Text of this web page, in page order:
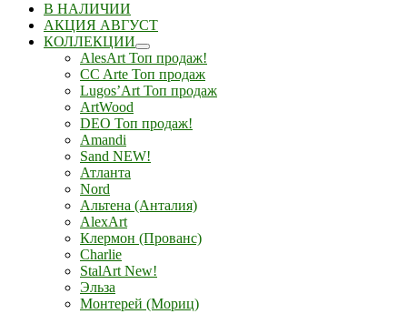
В НАЛИЧИИ
АКЦИЯ АВГУСТ
КОЛЛЕКЦИИ
AlesArt Топ продаж!
CC Arte Топ продаж
Lugos’Art Топ продаж
ArtWood
DEO Топ продаж!
Amandi
Sand NEW!
Атланта
Nord
Альтена (Анталия)
AlexArt
Клермон (Прованс)
Charlie
StalArt New!
Эльза
Монтерей (Мориц)